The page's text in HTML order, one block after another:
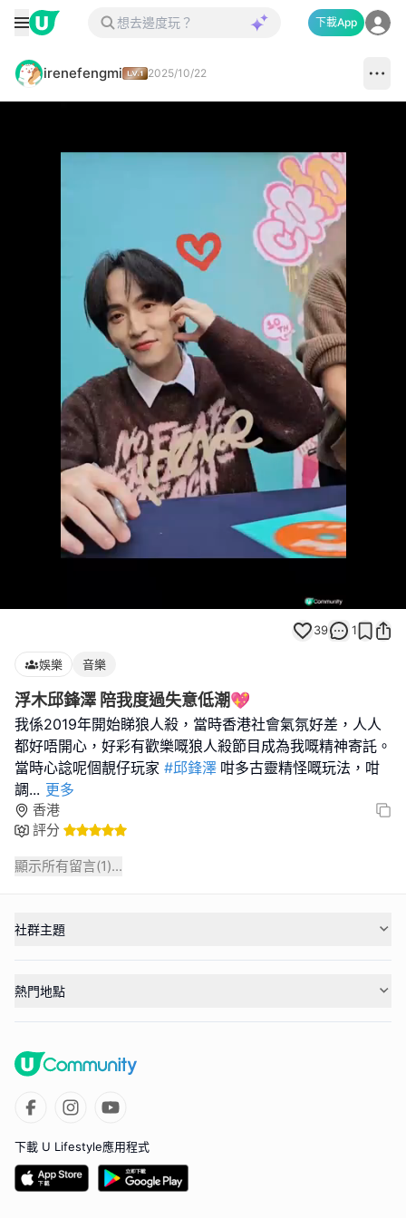
下載App
irenefengmi 2025/10/22
100.00%
39 1
娛樂 音樂
浮木邱鋒澤 陪我度過失意低潮💖
我係2019年開始睇狼人殺，當時香港社會氣氛好差，人人
都好唔開心，好彩有歡樂嘅狼人殺節目成為我嘅精神寄託。
當時心諗呢個靚仔玩家 #邱鋒澤 咁多古靈精怪嘅玩法，咁
調... 更多
香港
評分
顯示所有留言(1)...
社群主題
熱門地點
下載 U Lifestyle應用程式